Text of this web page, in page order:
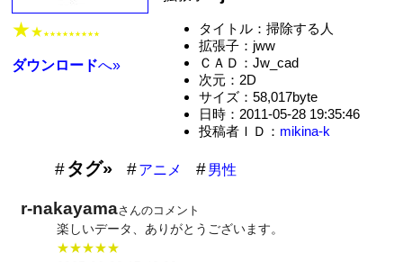
★★ ★★★★★★★★★
ダウンロードへ»
タイトル：掃除する人
拡張子：jww
ＣＡＤ：Jw_cad
次元：2D
サイズ：58,017byte
日時：2011-05-28 19:35:46
投稿者ＩＤ： mikina-k
タグ» アニメ 男性
r-nakayamaさんのコメント
楽しいデータ、ありがとうございます。
★★★★★